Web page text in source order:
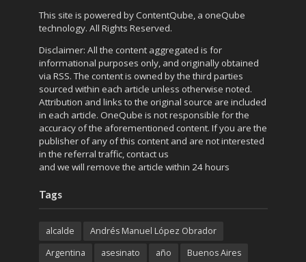
This site is powered byContentQube, a oneQube
technology. All Rights Reserved.
Disclaimer: All the content aggregated is for
informational purposes only, and originally obtained
via RSS. The content is owned by the third parties
sourced within each article unless otherwise noted.
Attribution and links to the original source are included
in each article. OneQube is not responsible for the
accuracy of the aforementioned content. If you are the
publisher of any of this content and are not interested
in the referral traffic,contact us
and we will remove the article within 24 hours
Tags
alcalde
Andrés Manuel López Obrador
Argentina
asesinato año
Buenos Aires